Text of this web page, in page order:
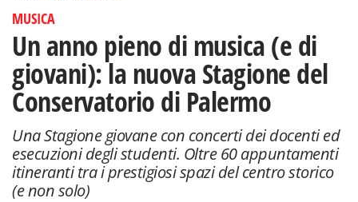
MUSICA
Un anno pieno di musica (e di
giovani): la nuova Stagione del
Conservatorio di Palermo
Una Stagione giovane con concerti dei docenti ed
esecuzioni degli studenti. Oltre 60 appuntamenti
itineranti tra i prestigiosi spazi del centro storico
(e non solo)